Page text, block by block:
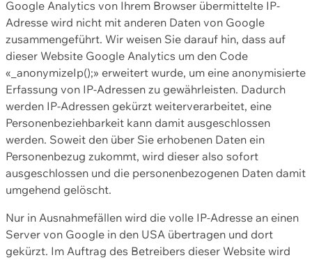
Google Analytics von Ihrem Browser übermittelte IP-
Adresse wird nicht mit anderen Daten von Google
zusammengeführt. Wir weisen Sie darauf hin, dass auf
dieser Website Google Analytics um den Code
«_anonymizeIp();» erweitert wurde, um eine anonymisierte
Erfassung von IP-Adressen zu gewährleisten. Dadurch
werden IP-Adressen gekürzt weiterverarbeitet, eine
Personenbeziehbarkeit kann damit ausgeschlossen
werden. Soweit den über Sie erhobenen Daten ein
Personenbezug zukommt, wird dieser also sofort
ausgeschlossen und die personenbezogenen Daten damit
umgehend gelöscht.
Nur in Ausnahmefällen wird die volle IP-Adresse an einen
Server von Google in den USA übertragen und dort
gekürzt. Im Auftrag des Betreibers dieser Website wird